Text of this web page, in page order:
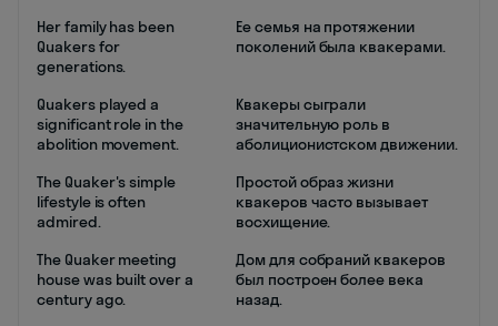
Her family has been
Quakers for
generations.
Ее семья на протяжении
поколений была квакерами.
Quakers played a
significant role in the
abolition movement.
Квакеры сыграли
значительную роль в
аболиционистском движении.
The Quaker's simple
lifestyle is often
admired.
Простой образ жизни
квакеров часто вызывает
восхищение.
The Quaker meeting
house was built over a
century ago.
Дом для собраний квакеров
был построен более века
назад.